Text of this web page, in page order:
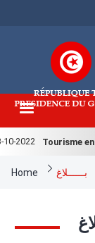
2022 Tourisme en
Breadcrumb
Home بــــــلاغ